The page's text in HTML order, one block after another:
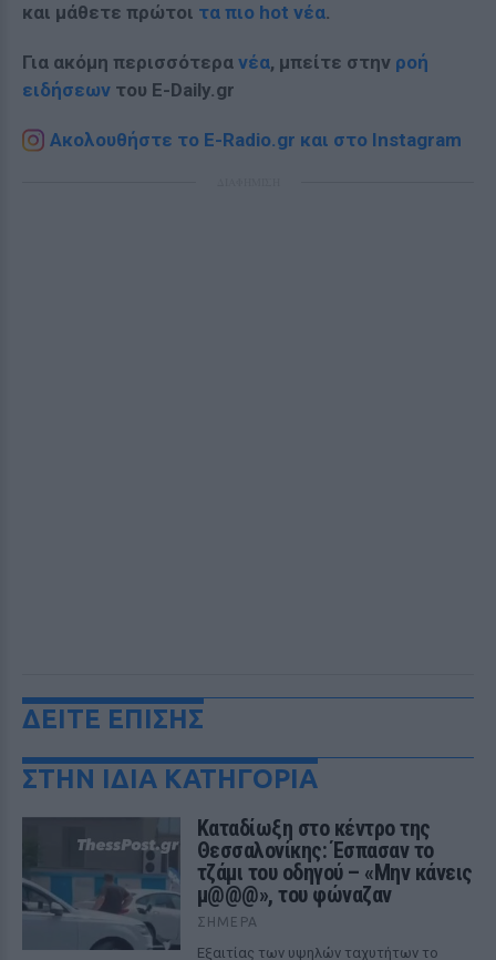
και μάθετε πρώτοι τα πιο hot νέα.
Για ακόμη περισσότερα νέα, μπείτε στην ροή
ειδήσεων του E-Daily.gr
Ακολουθήστε το E-Radio.gr και στο Instagram
ΔΕΙΤΕ ΕΠΙΣΗΣ
ΣΤΗΝ ΙΔΙΑ ΚΑΤΗΓΟΡΙΑ
Καταδίωξη στο κέντρο της
Θεσσαλονίκης: Έσπασαν το
τζάμι του οδηγού – «Μην κάνεις
μ@@@», του φώναζαν
ΣΉΜΕΡΑ
Εξαιτίας των υψηλών ταχυτήτων το